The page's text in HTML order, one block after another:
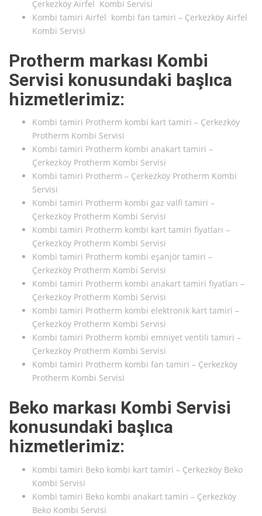
Çerkezköy Airfel Kombi Servisi
Kombi tamiri Airfel kombi fan tamiri – Çerkezköy Airfel
Kombi Servisi
Protherm markası Kombi
Servisi konusundaki başlıca
hizmetlerimiz:
Kombi tamiri Protherm kombi kart tamiri – Çerkezköy
Protherm Kombi Servisi
Kombi tamiri Protherm kombi anakart tamiri –
Çerkezköy Protherm Kombi Servisi
Kombi tamiri Protherm – Çerkezköy Protherm Kombi
Servisi
Kombi tamiri Protherm kombi gaz valfi tamiri –
Çerkezköy Protherm Kombi Servisi
Kombi tamiri Protherm kombi kart tamiri fiyatları –
Çerkezköy Protherm Kombi Servisi
Kombi tamiri Protherm kombi eşanjör tamiri –
Çerkezköy Protherm Kombi Servisi
Kombi tamiri Protherm kombi anakart tamiri fiyatları –
Çerkezköy Protherm Kombi Servisi
Kombi tamiri Protherm kombi elektronik kart tamiri –
Çerkezköy Protherm Kombi Servisi
Kombi tamiri Protherm kombi emniyet ventili tamiri –
Çerkezköy Protherm Kombi Servisi
Kombi tamiri Protherm kombi fan tamiri – Çerkezköy
Protherm Kombi Servisi
Beko markası Kombi Servisi
konusundaki başlıca
hizmetlerimiz:
Kombi tamiri Beko kombi kart tamiri – Çerkezköy Beko
Kombi Servisi
Kombi tamiri Beko kombi anakart tamiri – Çerkezköy
Beko Kombi Servisi